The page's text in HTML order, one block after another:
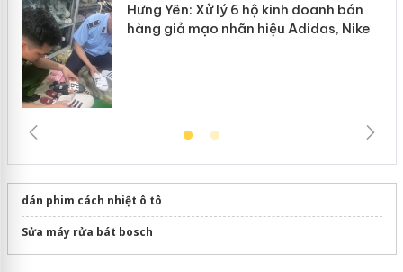
Hưng Yên: Xử lý 6 hộ kinh doanh bán
hàng giả mạo nhãn hiệu Adidas, Nike
dán phim cách nhiệt ô tô
Sửa máy rửa bát bosch